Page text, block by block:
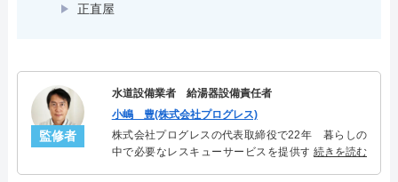
正直屋
監修者
水道設備業者 給湯器設備責任者
小嶋 豊(株式会社プログレス)
株式会社プログレスの代表取締役で22年 暮らしの
中で必要なレスキューサービスを提供する株式会社
続きを読む